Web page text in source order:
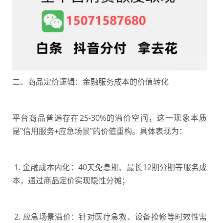
二、商品定价逻辑：金融服务成本的价值转化
平台商品普遍存在25-30%的溢价空间，这一现象本质
是"信用服务+应急场景"的价值重构。具体表现为：
1. 金融成本内化：40天免息期、最长12期分期等服务成
本，通过商品定价实现隐性分摊；
2. 应急场景溢价：针对医疗急救、设备抢修等时效性需